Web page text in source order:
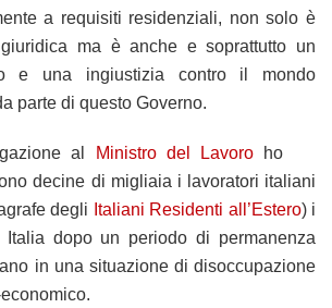
a requisiti residenziali, non solo è
ma è anche e soprattutto un
e una ingiustizia contro il mondo
parte di questo Governo.
al Ministro del Lavoroho
decine di migliaia i lavoratori italiani
degli Italiani Residenti all’Estero) i
dopo un periodo di permanenza
in una situazione di disoccupazione